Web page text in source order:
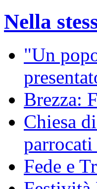
Nella
"Un
Brezza:
Chiesa
Fede e